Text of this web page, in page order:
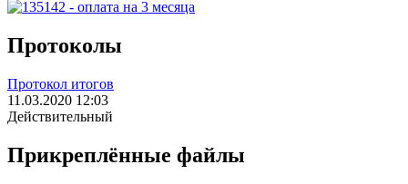
Протоколы
Протокол итогов
11.03.2020 12:03
Действительный
Прикреплённые файлы